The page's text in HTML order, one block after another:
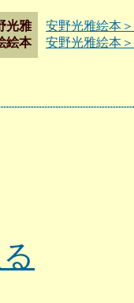
光雅
絵本
安野光雅絵本
安野光雅絵本